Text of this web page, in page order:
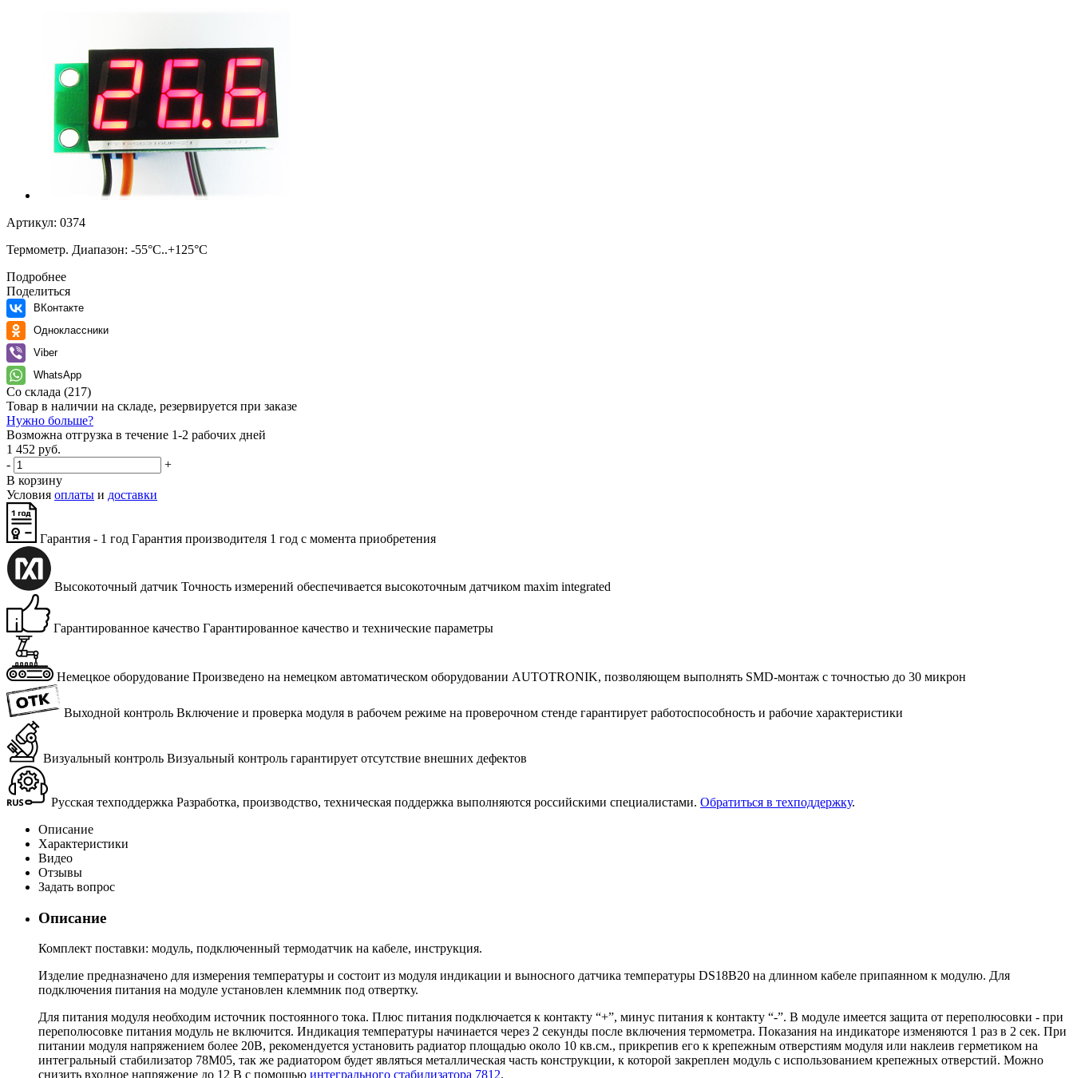
Артикул: 0374
Термометр. Диапазон: -55°C..+125°C
Подробнее
Поделиться
ВКонтакте
Одноклассники
Viber
WhatsApp
Со склада (217)
Товар в наличии на складе, резервируется при заказе
Нужно больше?
Возможна отгрузка в течение 1-2 рабочих дней
1 452 руб.
-
+
В корзину
Условия оплаты и доставки
Гарантия - 1 год Га­ран­тия про­из­во­ди­те­ля 1 год с мо­мен­та при­об­ре­те­ния
Высокоточный датчик Точ­ность из­ме­ре­ний обес­пе­чи­ва­ет­ся вы­со­ко­точ­ным дат­чи­ком maxim integrated
Гарантированное качество Га­ран­ти­ро­ван­ное ка­че­ство и тех­ни­че­ские па­ра­мет­ры
Немецкое оборудование Про­из­ве­де­но на немец­ком ав­то­ма­ти­че­ском обо­ру­до­ва­нии AUTOTRONIK, поз­во­ля­ю­щем вы­пол­нять SMD-мон­таж с точ­но­стью до 30 мик­рон
Выходной контроль Вклю­че­ние и про­вер­ка мо­ду­ля в ра­бо­чем ре­жи­ме на про­ве­роч­ном стен­де га­ран­ти­ру­ет ра­бо­то­спо­соб­ность и ра­бо­чие ха­рак­те­ри­сти­ки
Визуальный контроль Ви­зу­аль­ный кон­троль га­ран­ти­ру­ет от­сут­ствие внеш­них де­фек­тов
Русская техподдержка Раз­ра­бот­ка, про­из­вод­ство, тех­ни­че­ская под­держ­ка вы­пол­ня­ют­ся рос­сий­ски­ми спе­ци­а­ли­ста­ми. Об­ра­тить­ся в тех­под­держ­ку.
Описание
Характеристики
Видео
Отзывы
Задать вопрос
Описание
Комплект поставки: модуль, подключенный термодатчик на кабеле, инструкция.
Изделие предназначено для измерения температуры и состоит из модуля индикации и выносного датчика температуры DS18B20 на длинном кабеле припаянном к модулю. Для
подключения питания на модуле установлен клеммник под отвертку.
Для питания модуля необходим источник постоянного тока. Плюс питания подключается к контакту “+”, минус питания к контакту “-”. В модуле имеется защита от переполюсовки - при
переполюсовке питания модуль не включится. Индикация температуры начинается через 2 секунды после включения термометра. Показания на индикаторе изменяются 1 раз в 2 сек. При
питании модуля напряжением более 20В, рекомендуется установить радиатор площадью около 10 кв.см., прикрепив его к крепежным отверстиям модуля или наклеив герметиком на
интегральный стабилизатор 78M05, так же радиатором будет являться металлическая часть конструкции, к которой закреплен модуль с использованием крепежных отверстий. Можно
снизить входное напряжение до 12 В с помощью интегрального стабилизатора 7812.